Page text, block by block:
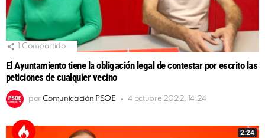
Compartido
El Ayuntamiento tiene la obligación legal de contestar por escrito las
peticiones de cualquier vecino
por Comunicación PSOE 4 octubre 2022, 14:24
2:24